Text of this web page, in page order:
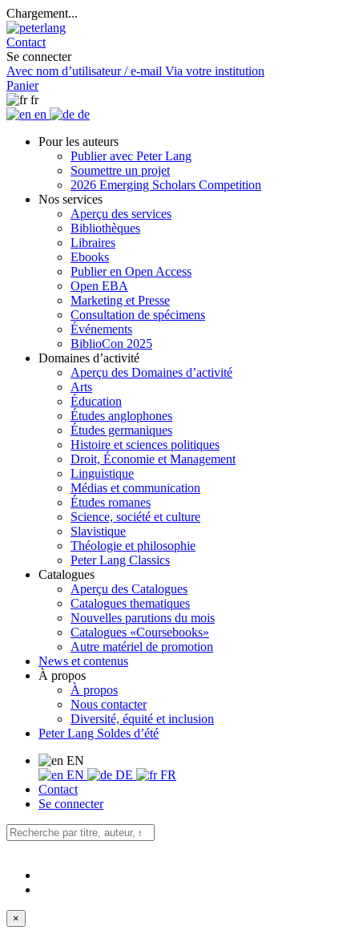
Chargement...
Contact
Se connecter
Avec nom d’utilisateur / e-mail Via votre institution
Panier
fr
en
de
Pour les auteurs
Publier avec Peter Lang
Soumettre un projet
2026 Emerging Scholars Competition
Nos services
Aperçu des services
Bibliothèques
Libraires
Ebooks
Publier en Open Access
Open EBA
Marketing et Presse
Consultation de spécimens
Événements
BiblioCon 2025
Domaines d’activité
Aperçu des Domaines d’activité
Arts
Éducation
Études anglophones
Études germaniques
Histoire et sciences politiques
Droit, Économie et Management
Linguistique
Médias et communication
Études romanes
Science, société et culture
Slavistique
Théologie et philosophie
Peter Lang Classics
Catalogues
Aperçu des Catalogues
Catalogues thematiques
Nouvelles parutions du mois
Catalogues «Coursebooks»
Autre matériel de promotion
News et contenus
À propos
À propos
Nous contacter
Diversité, équité et inclusion
Peter Lang Soldes d’été
EN
EN
DE
FR
Contact
Se connecter
×